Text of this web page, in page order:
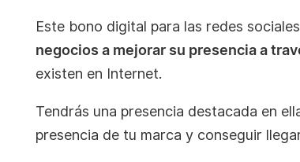
Este bono digital para las redes
negocios a mejorar su presencia a
existen en Internet.
Tendrás una presencia destacada en
presencia de tu marca y conseguir